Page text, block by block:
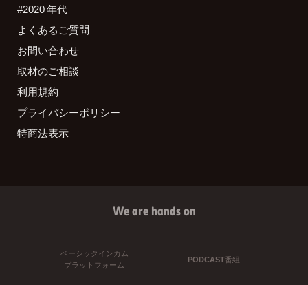
#2020 年代
よくあるご質問
お問い合わせ
取材のご相談
利用規約
プライバシーポリシー
特商法表示
We are hands on
ベーシックインカム
プラットフォーム
PODCAST番組